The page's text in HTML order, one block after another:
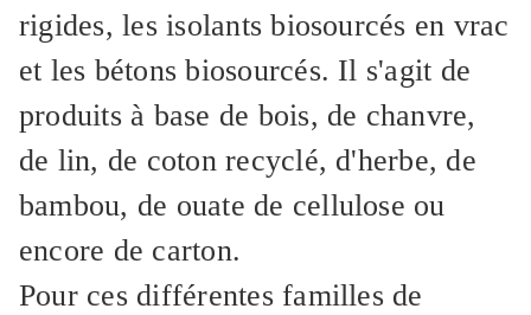
rigides, les isolants biosourcés en vrac
et les bétons biosourcés. Il s'agit de
produits à base de bois, de chanvre,
de lin, de coton recyclé, d'herbe, de
bambou, de ouate de cellulose ou
encore de carton.
Pour ces différentes familles de